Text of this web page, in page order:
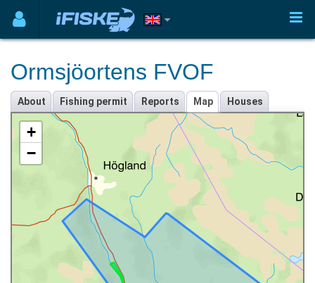
Ormsjöortens FVOF
About Fishing permit Reports Map Houses
+
−